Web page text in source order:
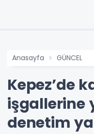
Anasayfa GÜNCEL
Kepez’de
işgallerine
denetim